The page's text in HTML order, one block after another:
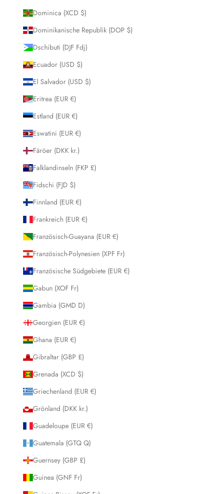
Dominica (XCD $)
Dominikanische Republik (DOP $)
Dschibuti (DJF Fdj)
Ecuador (USD $)
El Salvador (USD $)
Eritrea (EUR €)
Estland (EUR €)
Eswatini (EUR €)
Färöer (DKK kr.)
Falklandinseln (FKP £)
Fidschi (FJD $)
Finnland (EUR €)
Frankreich (EUR €)
Französisch-Guayana (EUR €)
Französisch-Polynesien (XPF Fr)
Französische Südgebiete (EUR €)
Gabun (XOF Fr)
Gambia (GMD D)
Georgien (EUR €)
Ghana (EUR €)
Gibraltar (GBP £)
Grenada (XCD $)
Griechenland (EUR €)
Grönland (DKK kr.)
Guadeloupe (EUR €)
Guatemala (GTQ Q)
Guernsey (GBP £)
Guinea (GNF Fr)